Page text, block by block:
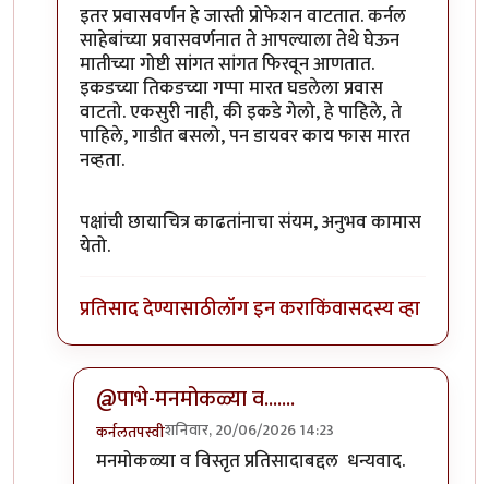
इतर प्रवासवर्णन हे जास्ती प्रोफेशन वाटतात. कर्नल
साहेबांच्या प्रवासवर्णनात ते आपल्याला तेथे घेऊन
मातीच्या गोष्टी सांगत सांगत फिरवून आणतात.
इकडच्या तिकडच्या गप्पा मारत घडलेला प्रवास
वाटतो. एकसुरी नाही, की इकडे गेलो, हे पाहिले, ते
पाहिले, गाडीत बसलो, पन डायवर काय फास मारत
नव्हता.
पक्षांची छायाचित्र काढतांनाचा संयम, अनुभव कामास
येतो.
प्रतिसाद देण्यासाठीलॉग इन कराकिंवासदस्य व्हा
@पाभे-मनमोकळ्या व.......
कर्नलतपस्वीशनिवार, 20/06/2026 14:23
In reply toचित्रगुप्तजी, इतर…byपाषाणभेद
मनमोकळ्या व विस्तृत प्रतिसादाबद्दल धन्यवाद.